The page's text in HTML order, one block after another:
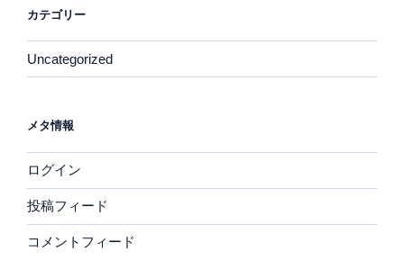
カテゴリー
Uncategorized
メタ情報
ログイン
投稿フィード
コメントフィード